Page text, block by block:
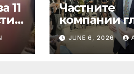
11
Частните
компании
на по-
в
енергетика
JUNE 6, 2026